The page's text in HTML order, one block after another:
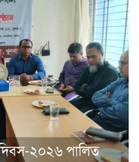
২০২৬ পালিত